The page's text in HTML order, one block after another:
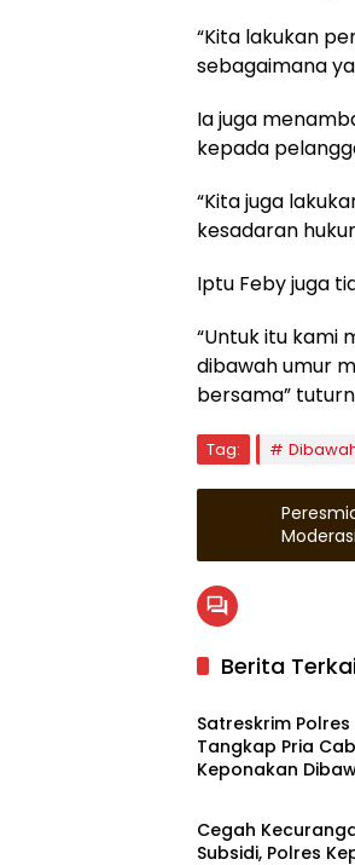
“Kita lakukan
sebagaimana
Ia juga
kepada
“Kita juga
kesadaran
Iptu Feby juga
“Untuk itu kami
dibawah umur
bersama”
Tag:
Berita
Hukrim
Satreskrim
Tangkap Pria
Keponakan
Zona Kepri
Cegah
Subsidi, Polres